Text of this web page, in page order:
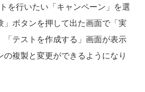
を行いたい「キャンペーン」を選
」ボタンを押して出た画面で「実
「テストを作成する」画面が表示
の複製と変更ができるようになり